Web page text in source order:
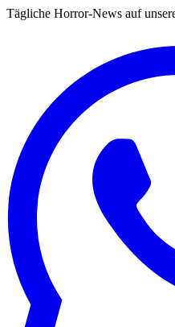
Tägliche Horror-News auf